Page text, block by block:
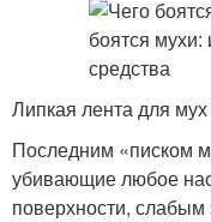
Липкая лента для мух
Последним «писком
убивающие любое
поверхности, слабым